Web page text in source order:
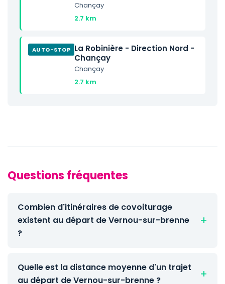
Chançay
2.7 km
AUTO-STOP La Robinière - Direction Nord -
Chançay
Chançay
2.7 km
Questions fréquentes
Combien d'itinéraires de covoiturage
existent au départ de Vernou-sur-brenne
?
Quelle est la distance moyenne d'un trajet
au départ de Vernou-sur-brenne ?